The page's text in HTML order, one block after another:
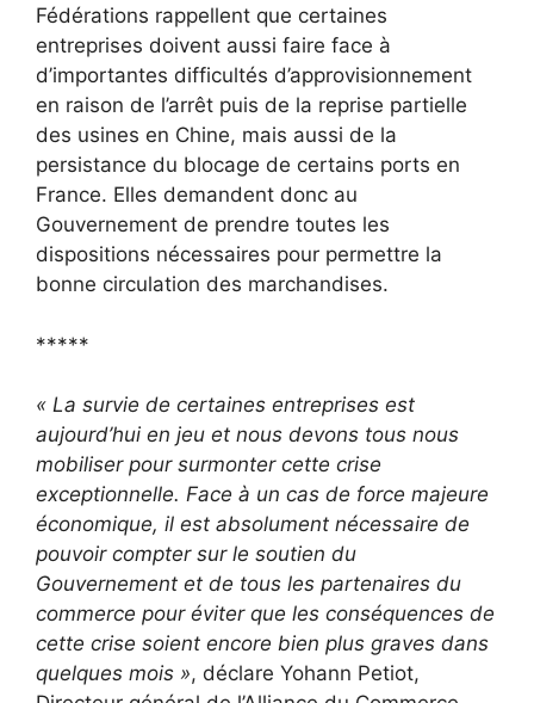
Fédérations rappellent que certaines
entreprises doivent aussi faire face à
d’importantes difficultés d’approvisionnement
en raison de l’arrêt puis de la reprise partielle
des usines en Chine, mais aussi de la
persistance du blocage de certains ports en
France. Elles demandent donc au
Gouvernement de prendre toutes les
dispositions nécessaires pour permettre la
bonne circulation des marchandises.
*****
« La survie de certaines entreprises est
aujourd’hui en jeu et nous devons tous nous
mobiliser pour surmonter cette crise
exceptionnelle. Face à un cas de force majeure
économique, il est absolument nécessaire de
pouvoir compter sur le soutien du
Gouvernement et de tous les partenaires du
commerce pour éviter que les conséquences de
cette crise soient encore bien plus graves dans
quelques mois », déclare Yohann Petiot,